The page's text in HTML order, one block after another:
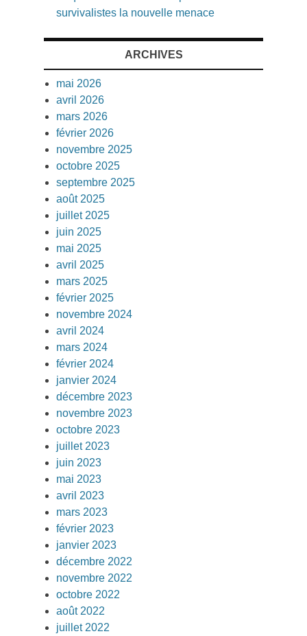
survivalistes la nouvelle menace
ARCHIVES
mai 2026
avril 2026
mars 2026
février 2026
novembre 2025
octobre 2025
septembre 2025
août 2025
juillet 2025
juin 2025
mai 2025
avril 2025
mars 2025
février 2025
novembre 2024
avril 2024
mars 2024
février 2024
janvier 2024
décembre 2023
novembre 2023
octobre 2023
juillet 2023
juin 2023
mai 2023
avril 2023
mars 2023
février 2023
janvier 2023
décembre 2022
novembre 2022
octobre 2022
août 2022
juillet 2022